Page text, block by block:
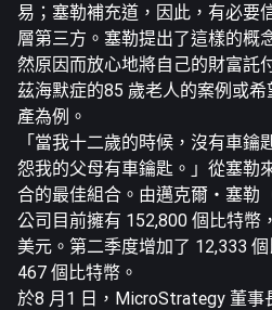
易；塞勒補充道，因此，有必要
層第三方。塞勒提出了這樣的概
然原因而放心地將自己的財富託
茲海默症的85 歲老人的案例或
產為例。
「當我十二歲的時候，沒有車
怨我的父母有車鑰匙。」從塞勒
合的最佳組合。由邁克爾・塞勒
公司目前擁有 152,800 個比特幣
美元。第二季度增加了 12,333
467 個比特幣。
於8 月1 日，MicroStrategy 董事